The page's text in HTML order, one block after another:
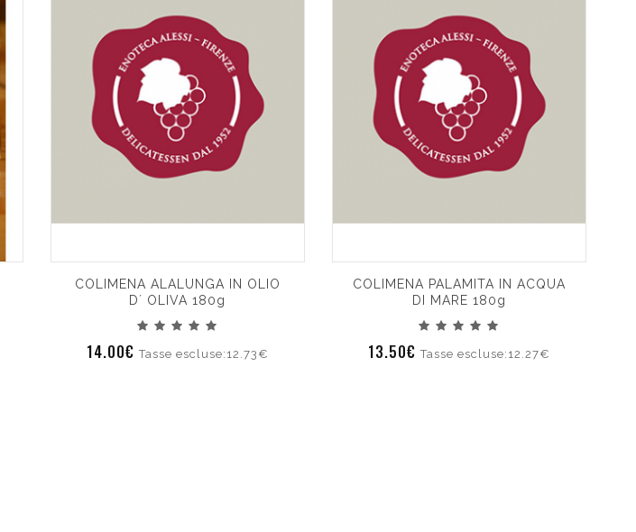
COLIMENA ALALUNGA IN OLIO
D´ OLIVA 180g
14.00€Tasse escluse:12.73€
COLIMENA PALAMITA IN ACQUA
DI MARE 180g
13.50€Tasse escluse:12.27€